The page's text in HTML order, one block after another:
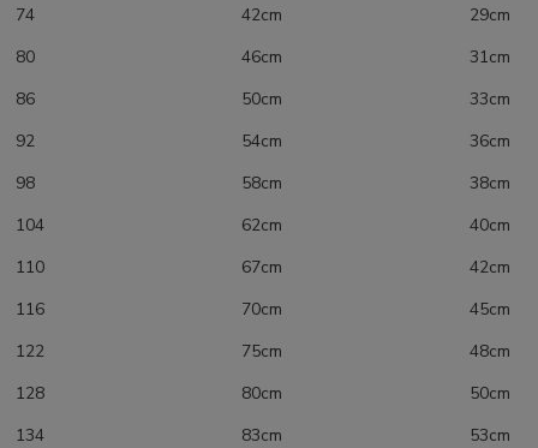
74 42cm 29cm
80 46cm 31cm
86 50cm 33cm
92 54cm 36cm
98 58cm 38cm
104 62cm 40cm
110 67cm 42cm
116 70cm 45cm
122 75cm 48cm
128 80cm 50cm
134 83cm 53cm